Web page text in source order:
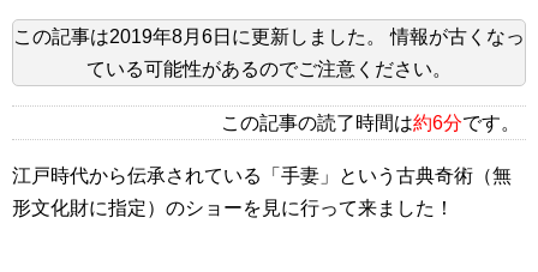
この記事は2019年8月6日 に更新しました。
情報が古くなっ
ている可能性があるのでご注意ください。
この記事の読了時間は約6分です。
江戸時代から伝承されている「手妻」という古典奇術（無
形文化財に指定）のショーを見に行って来ました！